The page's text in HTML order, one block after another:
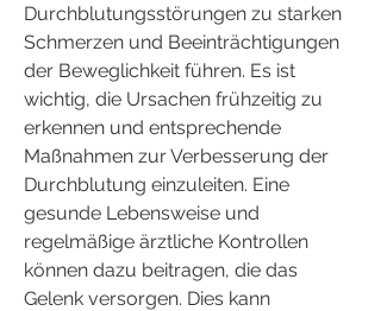
Durchblutungsstörungen zu starken
Schmerzen und Beeinträchtigungen
der Beweglichkeit führen. Es ist
wichtig, die Ursachen frühzeitig zu
erkennen und entsprechende
Maßnahmen zur Verbesserung der
Durchblutung einzuleiten. Eine
gesunde Lebensweise und
regelmäßige ärztliche Kontrollen
können dazu beitragen, die das
Gelenk versorgen. Dies kann